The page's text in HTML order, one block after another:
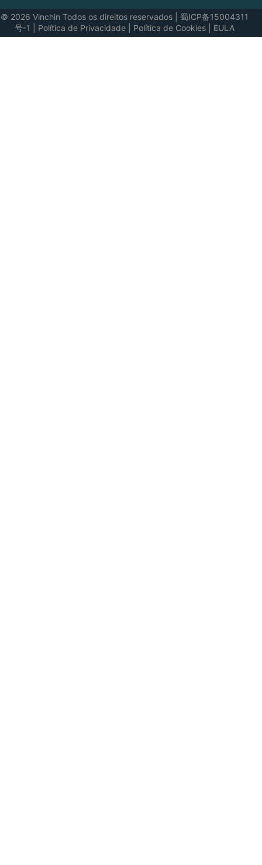
© 2026 Vinchin Todos os direitos reservados| 蜀ICP备15004311
号-1
Política de Privacidade| Política de Cookies| EULA